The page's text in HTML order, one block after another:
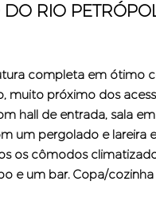
RIO
completa em ótimo
muito próximo dos
hall de entrada, sala
um pergolado e lareira
os cômodos
e um bar. Copa/